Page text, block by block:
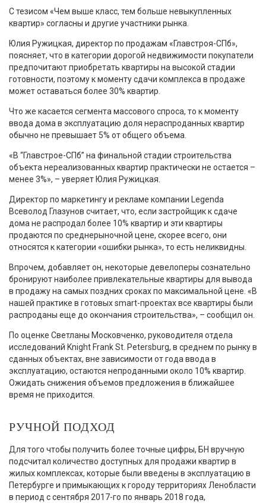
С тезисом «Чем выше класс, тем больше невыкупленных
квартир» согласны и другие участники рынка.
Юлия Ружицкая, директор по продажам «Главстроя-СПб»,
поясняет, что в категории дорогой недвижимости покупатели
предпочитают приобретать квартиры на высокой стадии
готовности, поэтому к моменту сдачи комплекса в продаже
может оставаться более 30% квартир.
Что же касается сегмента массового спроса, то к моменту
ввода дома в эксплуатацию доля нераспроданных квартир
обычно не превышает 5% от общего объема.
«В “Главстрое-СПб” на финальной стадии строительства
объекта нереализованных квартир практически не остается –
менее 3%», – уверяет Юлия Ружицкая.
Директор по маркетингу и рекламе компании Legenda
Всеволод Глазунов считает, что, если застройщик к сдаче
дома не распродал более 10% квартир и эти квартиры
продаются по среднерыночной цене, скорее всего, они
относятся к категории «ошибки рынка», то есть неликвидны.
Впрочем, добавляет он, некоторые девелоперы сознательно
бронируют наиболее привлекательные квартиры для вывода
в продажу на самых поздних сроках по максимальной цене. «В
нашей практике в готовых smart-проектах все квартиры были
распроданы еще до окончания строительства», – сообщил он.
По оценке Светланы Московченко, руководителя отдела
исследований Knight Frank St. Petersburg, в среднем по рынку в
сданных объектах, вне зависимости от года ввода в
эксплуатацию, остаются непроданными около 10% квартир.
Ожидать снижения объемов предложения в ближайшее
время не приходится.
РУЧНОЙ ПОДХОД
Для того чтобы получить более точные цифры, БН вручную
подсчитал количество доступных для продажи квартир в
жилых комплексах, которые были введены в эксплуатацию в
Петербурге и примыкающих к городу территориях Ленобласти
в период с сентября 2017-го по январь 2018 года,